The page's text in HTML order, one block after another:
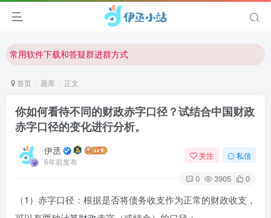
欢迎反馈网站中存在的问题和建议！
常用软件下载和答疑群进群方式
欢迎访问伊丞小站！
首页 题库 正文
你如何看待不同的财政赤字口径？试结合中国财政
赤字口径的变化进行分析。
伊丞
6年前发布
关注 私信
0 3905 0
（1）赤字口径：根据是否将债务收支作为正常的财政收支，